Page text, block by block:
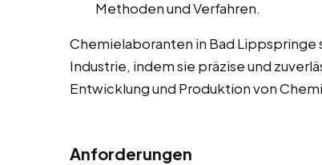
Methoden und Verfahren.
Chemielaboranten in Bad Lippspringe
Industrie, indem sie präzise und
Entwicklung und Produktion von
Anforderungen